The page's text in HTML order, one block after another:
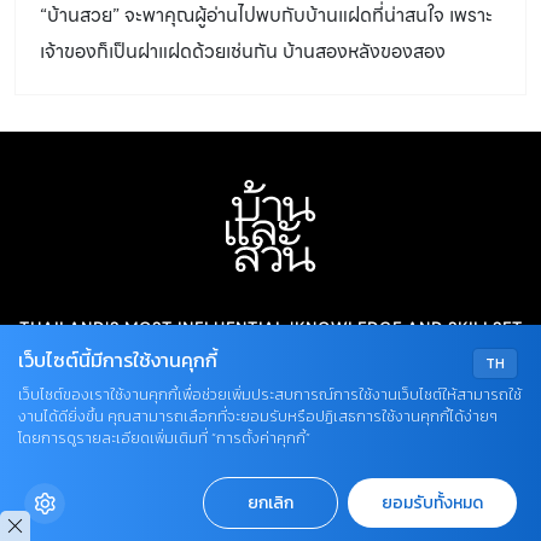
ความตั้งใจที่จะสร้างบ้านนี้ไปพูดคุยและให้ คุณด้วง-ดวงฤทธิ์
บุนนาค เป็นผู้ออกแบบ สถาปัตยกรรมรูปทรงเรขาคณิตทรง
การวางผังอาคารเป็นตัวแอล (L) ล้อมคอร์ตที่มีสระว่ายน้ำ
แนวยาว และต้นพญาสัตบรรณยืนต้นสูงให้ร่มเงาแก่ตัวอาคาร
ฐานของอาคารยกสูงจากพื้น 1 เมตร เพื่อการถ่ายเทอากาศ
ลดความชื้นเข้าสู่อาคารและช่วยซ่อนงานท่องานระบบต่างๆได้
“บ้านสวย” จะพาคุณผู้อ่านไปพบกับบ้านแฝดที่น่าสนใจ เพราะ
เจ้าของก็เป็นฝาแฝดด้วยเช่นกัน บ้านสองหลังของสอง
ศิริวิทยรัตน์
THAILAND'S MOST INFLUENTIAL 'KNOWLEDGE AND SKILLSET
PLATFORM' ON HOME LIVING AND GARDEN DESIGN SINCE
1976.
TH
เว็บไซต์นี้มีการใช้งานคุกกี้
เว็บไซต์ของเราใช้งานคุกกี้เพื่อช่วยเพิ่มประสบการณ์การใช้งานเว็บไซต์ให้สามารถใช้
งานได้ดียิ่งขึ้น คุณสามารถเลือกที่จะยอมรับหรือปฏิเสธการใช้งานคุกกี้ได้ง่ายๆ
โดยการดูรายละเอียดเพิ่มเติมที่ “การตั้งค่าคุกกี้”
ยกเลิก ยอมรับทั้งหมด